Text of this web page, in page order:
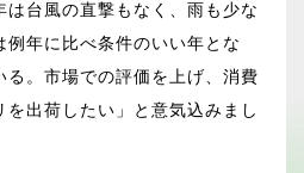
は台風の直撃もなく、雨も少な
例年に比べ条件のいい年とな
る。市場での評価を上げ、消費
出荷したい」と意気込みまし